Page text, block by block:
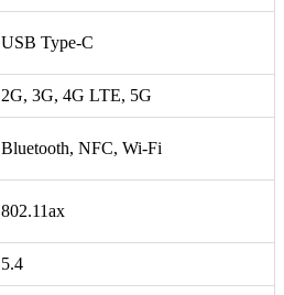
USB Type-C
2G, 3G, 4G LTE, 5G
Bluetooth, NFC, Wi-Fi
802.11ax
5.4